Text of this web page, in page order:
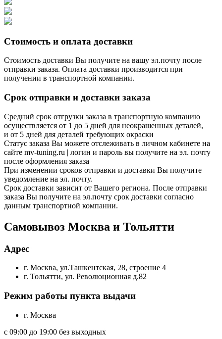
Стоимость и оплата доставки
Стоимость доставки Вы получите на вашу эл.почту после
отправки заказа. Оплата доставки производится при
получении в транспортной компании.
Срок отправки и доставки заказа
Средний срок отгрузки заказа в транспортную компанию
осуществляется от 1 до 5 дней для неокрашенных деталей,
и от 5 дней для деталей требующих окраски
Статус заказа Вы можете отслеживать в личном кабинете на
сайте mv-tuning.ru | логин и пароль вы получите на эл. почту
после оформления заказа
При изменении сроков отправки и доставки Вы получите
уведомление на эл. почту.
Срок доставки зависит от Вашего региона. После отправки
заказа Вы получите на эл.почту срок доставки согласно
данным транспортной компании.
Самовывоз Москва и Тольятти
Адрес
г. Москва, ул.Ташкентская, 28, строение 4
г. Тольятти, ул. Революционная д.82
Режим работы пункта выдачи
г. Москва
с 09:00 до 19:00 без выходных